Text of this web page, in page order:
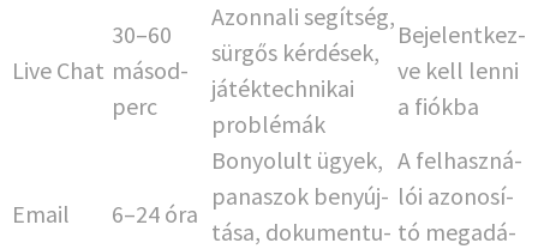
Live Chat
30–60
másod­
perc
Azon­nali segít­ség,
sür­gős kérdé­sek,
játék­tech­ni­kai
problémák
Bejel­ent­kez­
ve kell len­ni
a fiókba
Email 6–24 óra
Bon­yo­lult ügyek,
panas­zok benyúj­
tá­sa, doku­men­tu­
A fel­haszná­
lói azo­no­sí­
tó mega­dá­